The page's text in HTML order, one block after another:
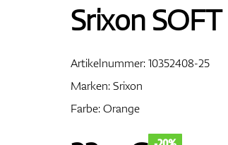
Srixon
Artikelnummer:10352408-25
Marken:Srixon
Farbe: Orange